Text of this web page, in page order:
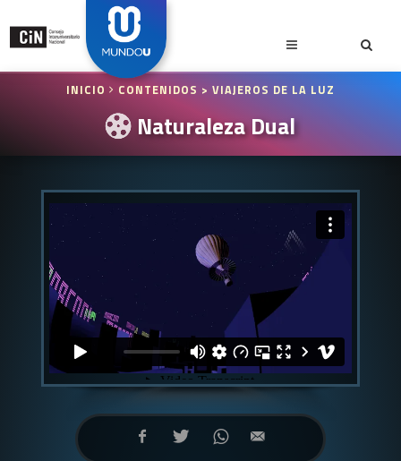
INICIO CONTENIDOS > VIAJEROS DE LA LUZ
Naturaleza Dual